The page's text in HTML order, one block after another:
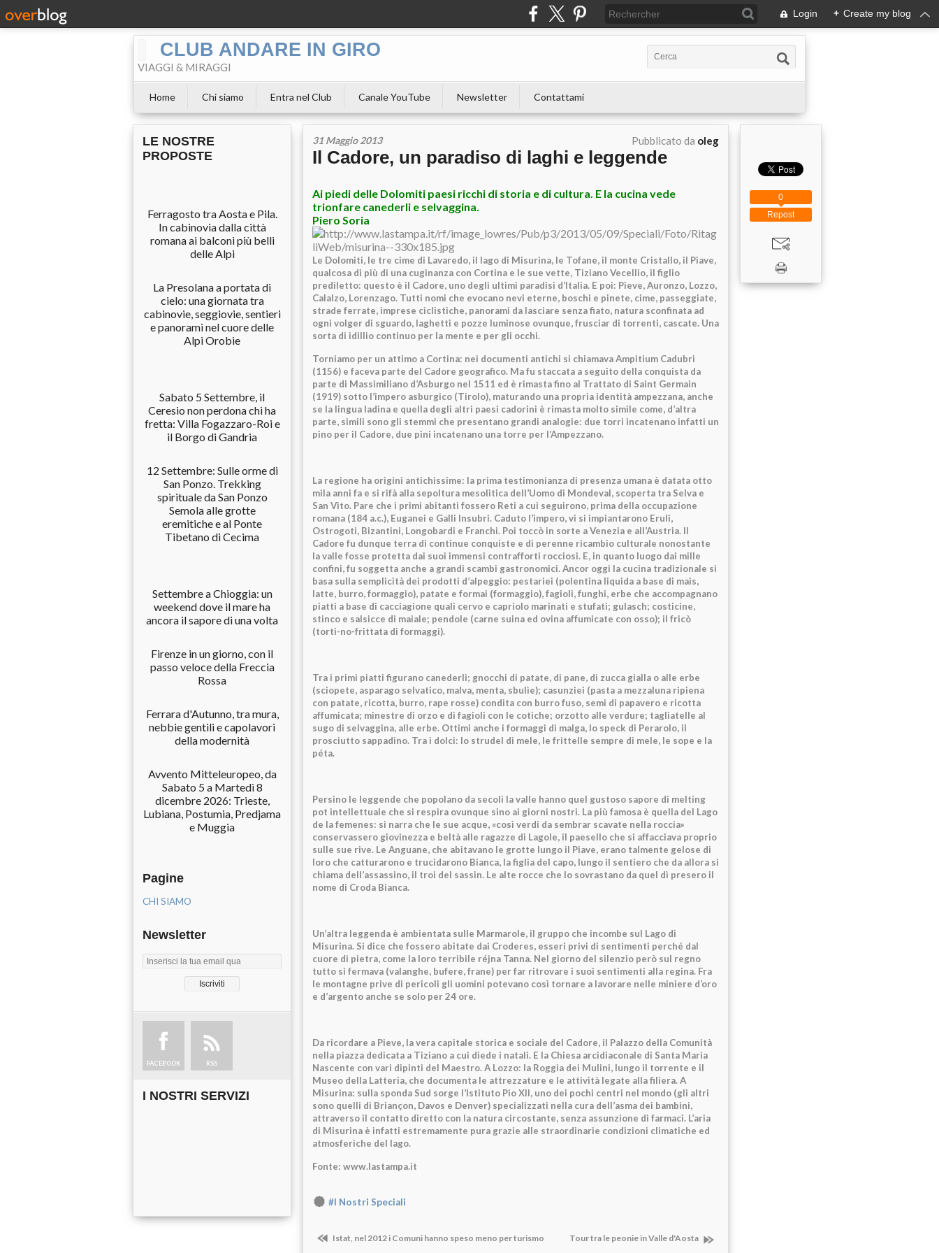
Login + Create my blog
CLUB ANDARE IN GIRO
VIAGGI & MIRAGGI
Home Chi siamo Entra nel Club Canale YouTube Newsletter Contattami
LE NOSTRE
PROPOSTE
Ferragosto tra Aosta e Pila.
In cabinovia dalla città
romana ai balconi più belli
delle Alpi
La Presolana a portata di
cielo: una giornata tra
cabinovie, seggiovie, sentieri
e panorami nel cuore delle
Alpi Orobie
Sabato 5 Settembre, il
Ceresio non perdona chi ha
fretta: Villa Fogazzaro-Roi e
il Borgo di Gandria
12 Settembre: Sulle orme di
San Ponzo. Trekking
spirituale da San Ponzo
Semola alle grotte
eremitiche e al Ponte
Tibetano di Cecima
Settembre a Chioggia: un
weekend dove il mare ha
ancora il sapore di una volta
Firenze in un giorno, con il
passo veloce della Freccia
Rossa
Ferrara d'Autunno, tra mura,
nebbie gentili e capolavori
della modernità
Avvento Mitteleuropeo, da
Sabato 5 a Martedì 8
dicembre 2026: Trieste,
Lubiana, Postumia, Predjama
e Muggia
Pagine
CHI SIAMO
Newsletter
FACEBOOK RSS
I NOSTRI SERVIZI
31 Maggio 2013 Pubblicato da oleg
Il Cadore, un paradiso di laghi e leggende
Ai piedi delle Dolomiti paesi ricchi di storia e di cultura. E la cucina vede
trionfare canederli e selvaggina.
Piero Soria
Le Dolomiti, le tre cime di Lavaredo, il lago di Misurina, le Tofane, il monte Cristallo, il Piave,
qualcosa di più di una cuginanza con Cortina e le sue vette, Tiziano Vecellio, il figlio
prediletto: questo è il Cadore, uno degli ultimi paradisi d’Italia. E poi: Pieve, Auronzo, Lozzo,
Calalzo, Lorenzago. Tutti nomi che evocano nevi eterne, boschi e pinete, cime, passeggiate,
strade ferrate, imprese ciclistiche, panorami da lasciare senza fiato, natura sconfinata ad
ogni volger di sguardo, laghetti e pozze luminose ovunque, frusciar di torrenti, cascate. Una
sorta di idillio continuo per la mente e per gli occhi.
Torniamo per un attimo a Cortina: nei documenti antichi si chiamava Ampitium Cadubri
(1156) e faceva parte del Cadore geografico. Ma fu staccata a seguito della conquista da
parte di Massimiliano d’Asburgo nel 1511 ed è rimasta fino al Trattato di Saint Germain
(1919) sotto l’impero asburgico (Tirolo), maturando una propria identità ampezzana, anche
se la lingua ladina e quella degli altri paesi cadorini è rimasta molto simile come, d’altra
parte, simili sono gli stemmi che presentano grandi analogie: due torri incatenano infatti un
pino per il Cadore, due pini incatenano una torre per l’Ampezzano.
La regione ha origini antichissime: la prima testimonianza di presenza umana è datata otto
mila anni fa e si rifà alla sepoltura mesolitica dell’Uomo di Mondeval, scoperta tra Selva e
San Vito. Pare che i primi abitanti fossero Reti a cui seguirono, prima della occupazione
romana (184 a.c.), Euganei e Galli Insubri. Caduto l’impero, vi si impiantarono Eruli,
Ostrogoti, Bizantini, Longobardi e Franchi. Poi toccò in sorte a Venezia e all’Austria. Il
Cadore fu dunque terra di continue conquiste e di perenne ricambio culturale nonostante
la valle fosse protetta dai suoi immensi contrafforti rocciosi. E, in quanto luogo dai mille
confini, fu soggetta anche a grandi scambi gastronomici. Ancor oggi la cucina tradizionale si
basa sulla semplicità dei prodotti d’alpeggio: pestariei (polentina liquida a base di mais,
latte, burro, formaggio), patate e formai (formaggio), fagioli, funghi, erbe che accompagnano
piatti a base di cacciagione quali cervo e capriolo marinati e stufati; gulasch; costicine,
stinco e salsicce di maiale; pendole (carne suina ed ovina affumicate con osso); il fricò
(torti-no-frittata di formaggi).
Tra i primi piatti figurano canederli; gnocchi di patate, di pane, di zucca gialla o alle erbe
(sciopete, asparago selvatico, malva, menta, sbulìe); casunziei (pasta a mezzaluna ripiena
con patate, ricotta, burro, rape rosse) condita con burro fuso, semi di papavero e ricotta
affumicata; minestre di orzo e di fagioli con le cotiche; orzotto alle verdure; tagliatelle al
sugo di selvaggina, alle erbe. Ottimi anche i formaggi di malga, lo speck di Perarolo, il
prosciutto sappadino. Tra i dolci: lo strudel di mele, le frittelle sempre di mele, le sope e la
péta.
Persino le leggende che popolano da secoli la valle hanno quel gustoso sapore di melting
pot intellettuale che si respira ovunque sino ai giorni nostri. La più famosa è quella del Lago
de la femenes: si narra che le sue acque, «così verdi da sembrar scavate nella roccia»
conservassero giovinezza e beltà alle ragazze di Lagole, il paesello che si affacciava proprio
sulle sue rive. Le Anguane, che abitavano le grotte lungo il Piave, erano talmente gelose di
loro che catturarono e trucidarono Bianca, la figlia del capo, lungo il sentiero che da allora si
chiama dell’assassino, il troi del sassin. Le alte rocce che lo sovrastano da quel dì presero il
nome di Croda Bianca.
Un’altra leggenda è ambientata sulle Marmarole, il gruppo che incombe sul Lago di
Misurina. Si dice che fossero abitate dai Croderes, esseri privi di sentimenti perché dal
cuore di pietra, come la loro terribile réjna Tanna. Nel giorno del silenzio però sul regno
tutto si fermava (valanghe, bufere, frane) per far ritrovare i suoi sentimenti alla regina. Fra
le montagne prive di pericoli gli uomini potevano così tornare a lavorare nelle miniere d’oro
e d’argento anche se solo per 24 ore.
Da ricordare a Pieve, la vera capitale storica e sociale del Cadore, il Palazzo della Comunità
nella piazza dedicata a Tiziano a cui diede i natali. E la Chiesa arcidiaconale di Santa Maria
Nascente con vari dipinti del Maestro. A Lozzo: la Roggia dei Mulini, lungo il torrente e il
Museo della Latteria, che documenta le attrezzature e le attività legate alla filiera. A
Misurina: sulla sponda Sud sorge l’Istituto Pio XII, uno dei pochi centri nel mondo (gli altri
sono quelli di Briançon, Davos e Denver) specializzati nella cura dell’asma dei bambini,
attraverso il contatto diretto con la natura circostante, senza assunzione di farmaci. L’aria
di Misurina è infatti estremamente pura grazie alle straordinarie condizioni climatiche ed
atmosferiche del lago.
Fonte: www.lastampa.it
#I Nostri Speciali
Istat, nel 2012 i Comuni hanno speso meno per turismo Tour tra le peonie in Valle d'Aosta
Repost
0